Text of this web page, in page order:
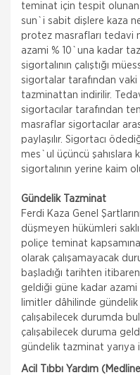
teminat için tespit
sun`i sabit dişlere kaza
protez masrafları tedavi
azami % 10`una kadar
sigortalının çalıştığı
sigortalar tarafından vaki
tazminattan indirilir.
sigortacılar tarafından
masraflar sigortacılar
paylaşılır. Sigortacı
mes`ul üçüncü şahıslara
sigortalının yerine kaim
Gündelik Tazminat
Ferdi Kaza Genel
düşmeyen hükümleri
poliçe teminat
olarak çalışamayacak
başladığı tarihten
geldiği güne kadar azami
limitler dâhilinde
çalışabilecek durumda
çalışabilecek duruma
gündelik tazminat yarıya
Acil Tıbbı Yardım